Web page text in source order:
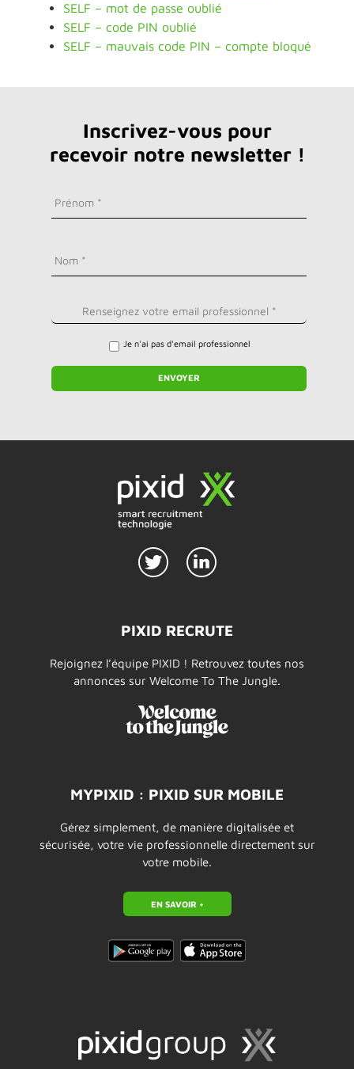
SELF – mot de passe oublié
SELF – code PIN oublié
SELF – mauvais code PIN – compte bloqué
Inscrivez-vous pour
recevoir notre newsletter !
Je n'ai pas d'email professionnel
PIXID RECRUTE
Rejoignez l’équipe PIXID ! Retrouvez toutes nos
annonces sur Welcome To The Jungle.
MYPIXID : PIXID SUR MOBILE
Gérez simplement, de manière digitalisée et
sécurisée, votre vie professionnelle directement sur
votre mobile.
EN SAVOIR +